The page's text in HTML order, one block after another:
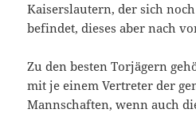
Kaiserslautern, der sich
befindet, dieses aber nach
Zu den besten Torjägern
mit je einem Vertreter der
Mannschaften, wenn auch